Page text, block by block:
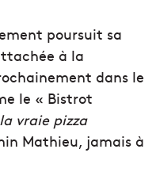
poursuit sa
à la
dans le
le « Bistrot
vraie pizza
Mathieu, jamais à